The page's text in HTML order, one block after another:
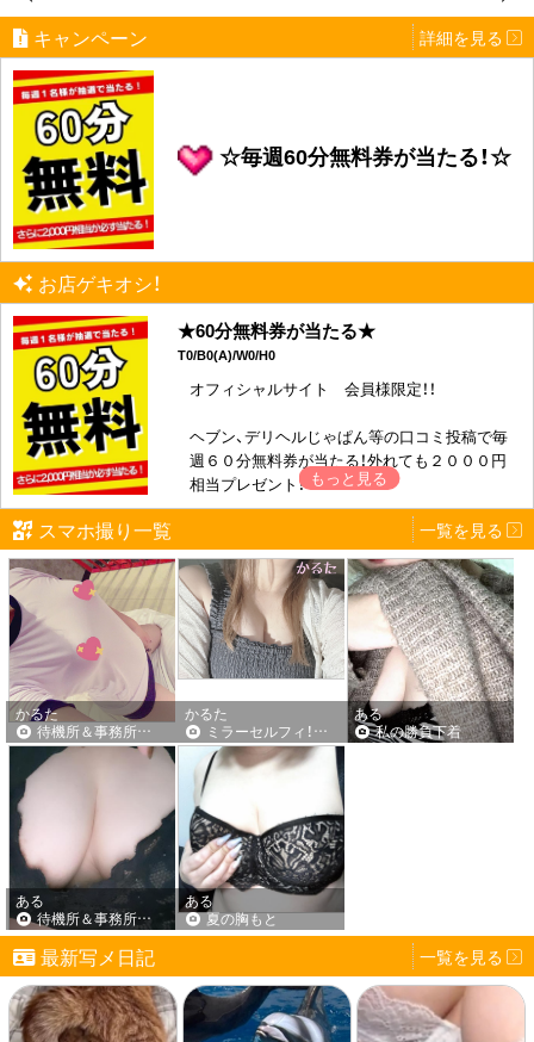
━━…━━…━━…━━…━━
*★*イベント情報*★*
━━…━━…━━…━━…━━
【中央通近辺指定ラブホテル限定コース】
60分 8,000円
80分 12,000円
100分 16,000円
120分 20,000円
写真指名料＆出張費込み☆
完全ポッキリ価格！
※ホテル代は別途
☆コース料金でのご案内可能ホテル☆
【シャイン】【2ing】【アネックス】
詳しくはお電話でお問い合わせください！
・‥…━━━+.☆゜・‥…━━━+.☆゜・‥
激アツチャンス！！
スーパーエドモンドタイム！☆
キャンペーン 詳細を見る
☆毎週60分無料券が当たる！☆
お店ゲキオシ！
★60分無料券が当たる★
T0/B0(A)/W0/H0
オフィシャルサイト 会員様限定！！
ヘブン、デリヘルじゃぱん等の口コミ投稿で毎
週６０分無料券が当たる！外れても２０００円
相当プレゼント！
https://www.cityheaven.net/miyazaki/A4501/
shopmenu=2&pcmode=sp#tabMenu
・駅ちか
https://ranking-deli.jp/45/shop/33637/review/
・ヘルタウン
https://www.dto.jp/shop/33589/review
口コミ投稿後は、サイト名、ニックネーム、日付
をメッセージにてお伝えください！
（メッセージにてお伝えいただけない場合抽選
できませんのでご了承ください。）
抽選資格は月曜日から日曜日に獲得でき、次週
の月曜日に抽選結果を発表致します！
・本クーポンは６０分指名込みが無料となって
おります。
・80分以上のコースでのご利用は差額分をお支
スマホ撮り一覧 一覧を見る
かるた
待機所＆事務所で待機中の女の子パート２
かるた
ミラーセルフィ！･･･鏡越しShot！！
ある
私の勝負下着
ある
待機所＆事務所で待機中の女の子パート１
ある
夏の胸もと
最新写メ日記 一覧を見る